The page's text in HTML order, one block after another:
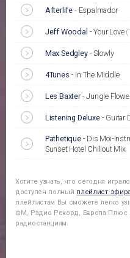
Afterlife - Espalmador
Jeff Woodal -Your Love
Max Sedgley-Slowly
4Tunes - In The Middle
Les Baxter-Jungle
Listening Deluxe- Guitar
Pathetique- Dis Moi-
Sunset Hotel Chillout Mix
Хотите узнать, что сегодня
доступен полный плейлист эфира
плейлистам Вы сможете легко
фМ, Радио Рекорд, Европа Плюс
радиостанциям.